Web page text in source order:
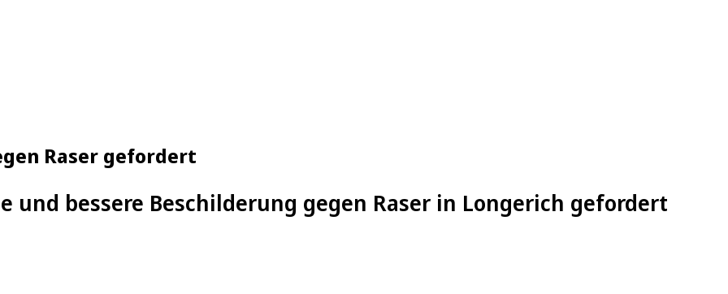
Raser gefordert
und bessere Beschilderung gegen Raser in Longerich gefordert